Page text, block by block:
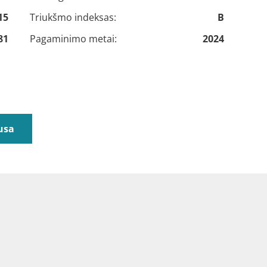
Triukšmo indeksas:
B
Pagaminimo metai:
2024